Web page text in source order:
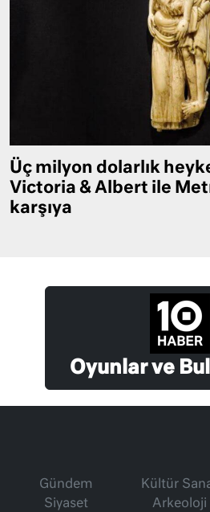
Üç milyon dolarlık
Victoria & Albert ile
karşıya
Oyunlar ve
Gündem
Siyaset
Kültür
Arkeoloji